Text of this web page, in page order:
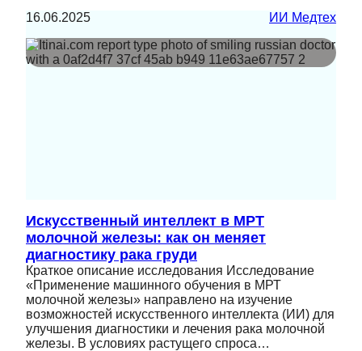
16.06.2025 ИИ Медтех
Искусственный интеллект в МРТ
молочной железы: как он меняет
диагностику рака груди
Краткое описание исследования Исследование
«Применение машинного обучения в МРТ
молочной железы» направлено на изучение
возможностей искусственного интеллекта (ИИ) для
улучшения диагностики и лечения рака молочной
железы. В условиях растущего спроса…